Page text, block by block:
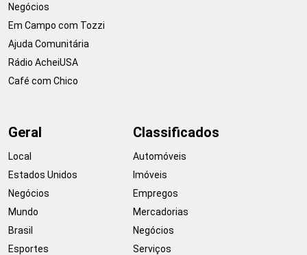
Negócios
Em Campo com Tozzi
Ajuda Comunitária
Rádio AcheiUSA
Café com Chico
Geral
Local
Estados Unidos
Negócios
Mundo
Brasil
Esportes
Classificados
Automóveis
Imóveis
Empregos
Mercadorias
Negócios
Serviços